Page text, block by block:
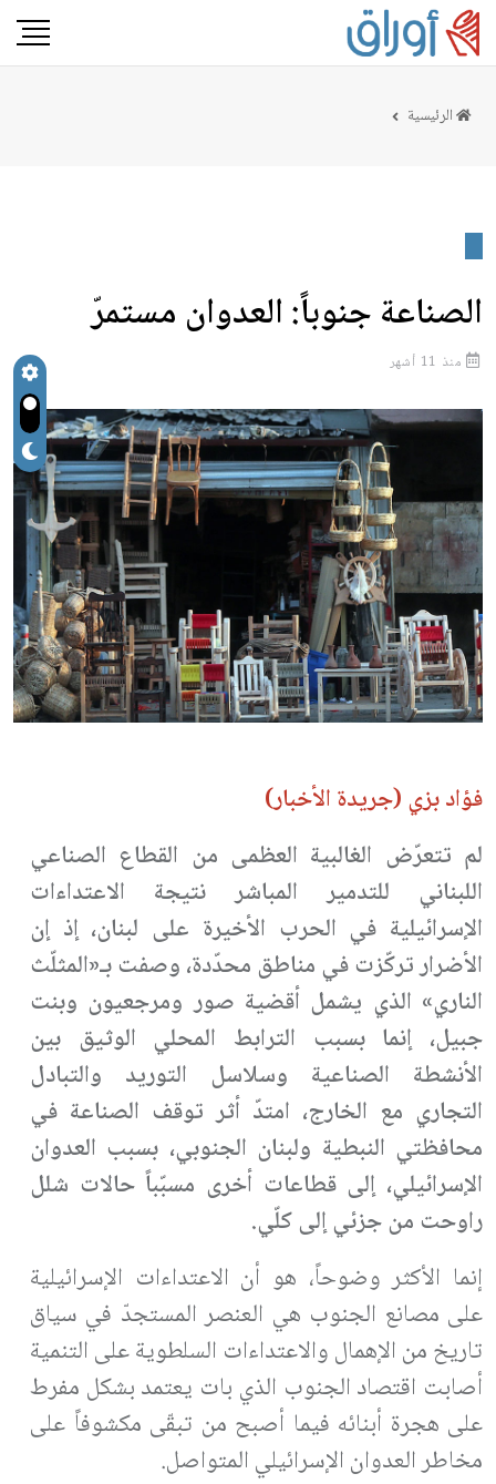
الرئيسية
الصناعة جنوباً: العدوان مستمرّ
منذ 11 أشهر
فؤاد بزي (جريدة الأخبار)
لم تتعرّض الغالبية العظمى من القطاع الصناعي
اللبناني للتدمير المباشر نتيجة الاعتداءات
الإسرائيلية في الحرب الأخيرة على لبنان، إذ إن
الأضرار تركّزت في مناطق محدّدة، وصفت بـ«المثلّث
الناري» الذي يشمل أقضية صور ومرجعيون وبنت
جبيل، إنما بسبب الترابط المحلي الوثيق بين
الأنشطة الصناعية وسلاسل التوريد والتبادل
التجاري مع الخارج، امتدّ أثر توقف الصناعة في
محافظتي النبطية ولبنان الجنوبي، بسبب العدوان
الإسرائيلي، إلى قطاعات أخرى مسبّباً حالات شلل
راوحت من جزئي إلى كلّي.
إنما الأكثر وضوحاً، هو أن الاعتداءات الإسرائيلية
على مصانع الجنوب هي العنصر المستجدّ في سياق
تاريخ من الإهمال والاعتداءات السلطوية على التنمية
أصابت اقتصاد الجنوب الذي بات يعتمد بشكل مفرط
على هجرة أبنائه فيما أصبح من تبقّى مكشوفاً على
مخاطر العدوان الإسرائيلي المتواصل.